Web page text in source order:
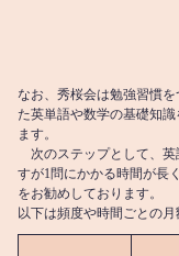
なお、秀桜会は勉強習慣
た英単語や数学の基礎知
ます。
次のステップとして、英
すが1問にかかる時間が長
をお勧めしております。
以下は頻度や時間ごとの月